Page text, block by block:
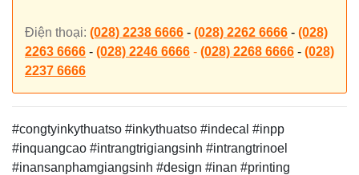
Điện thoại: (028) 2238 6666 - (028) 2262 6666 - (028)
2263 6666 - (028) 2246 6666 - (028) 2268 6666 - (028)
2237 6666
#congtyinkythuatso #inkythuatso #indecal #inpp
#inquangcao #intrangtrigiangsinh #intrangtrinoel
#inansanphamgiangsinh #design #inan #printing